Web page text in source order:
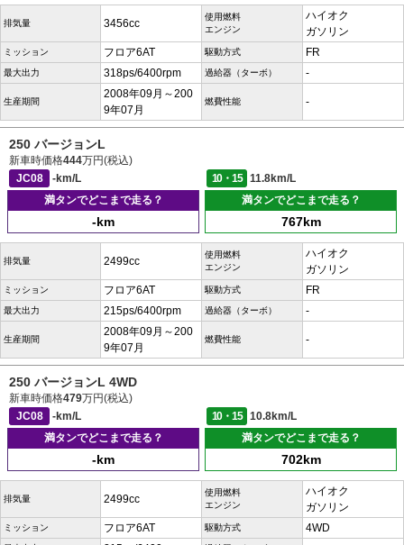
排気量 3456cc
使用燃料
エンジン
ハイオク
ガソリン
ミッション フロア6AT 駆動方式 FR
最大出力 318ps/6400rpm 過給器（ターボ） -
生産期間
2008年09月～200
9年07月
燃費性能 -
250 バージョンL
新車時価格444万円(税込)
JC08
-km/L 10・15
11.8km/L
満タンでどこまで走る？
-km
満タンでどこまで走る？
767km
排気量 2499cc
使用燃料
エンジン
ハイオク
ガソリン
ミッション フロア6AT 駆動方式 FR
最大出力 215ps/6400rpm 過給器（ターボ） -
生産期間
2008年09月～200
9年07月
燃費性能 -
250 バージョンL 4WD
新車時価格479万円(税込)
JC08
-km/L 10・15
10.8km/L
満タンでどこまで走る？
-km
満タンでどこまで走る？
702km
排気量 2499cc
使用燃料
エンジン
ハイオク
ガソリン
ミッション フロア6AT 駆動方式 4WD